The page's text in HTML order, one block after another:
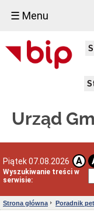
☰ Menu
Urząd
Piątek 07.08.2026 A
Wyszukiwanie treści w
serwisie:
Urząd
Gminy
Gmina
Dni
interesantów
w
sprawach
i
wniosków
Strona główna Poradnik